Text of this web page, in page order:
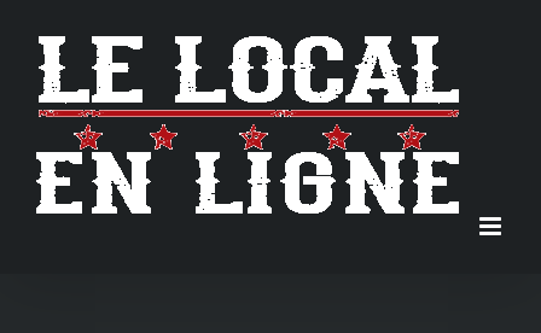
content